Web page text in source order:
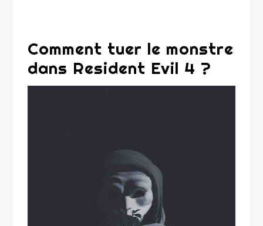
Comment tuer le monstre
dans Resident Evil 4 ?